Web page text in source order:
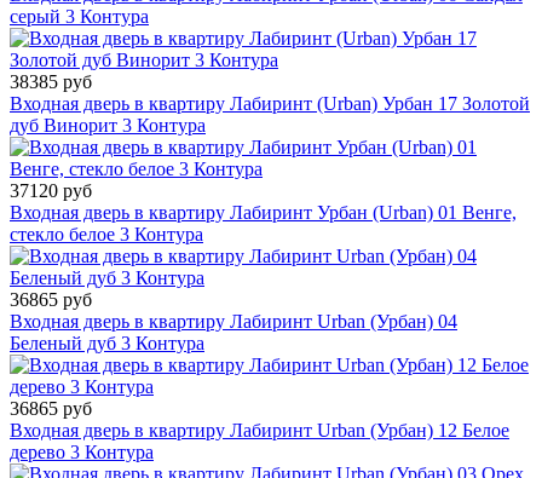
серый 3 Контура
38385 руб
Входная дверь в квартиру Лабиринт (Urban) Урбан 17 Золотой
дуб Винорит 3 Контура
37120 руб
Входная дверь в квартиру Лабиринт Урбан (Urban) 01 Венге,
стекло белое 3 Контура
36865 руб
Входная дверь в квартиру Лабиринт Urban (Урбан) 04
Беленый дуб 3 Контура
36865 руб
Входная дверь в квартиру Лабиринт Urban (Урбан) 12 Белое
дерево 3 Контура